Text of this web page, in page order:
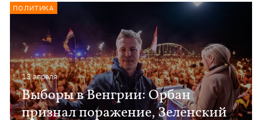
13 апреля
Выборы в Венгрии: Орбан
признал поражение, Зеленский
ПОЛИТИКА